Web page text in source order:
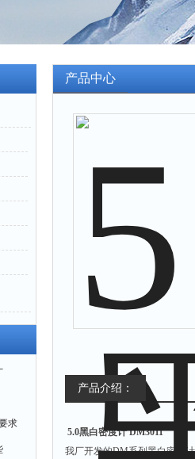
求
产品中心
产品介绍：
5.0黑白密度计 DM3011
我厂开发的DM系列黑白密度